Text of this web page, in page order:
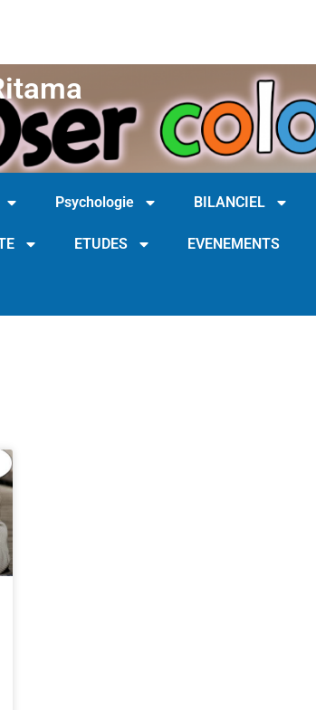
Psychologie BILANCIEL
ETUDES EVENEMENTS